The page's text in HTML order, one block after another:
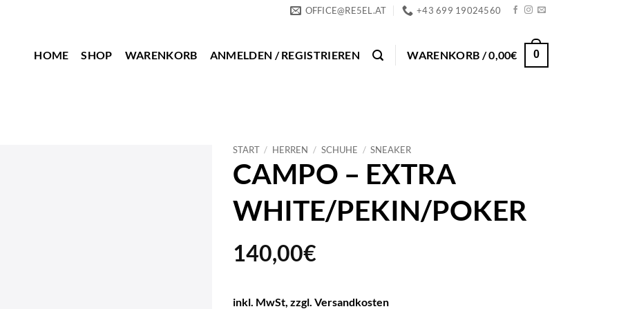
OFFICE@RE5EL.AT +43 699 19024560
HOME SHOP WARENKORB ANMELDEN / REGISTRIEREN WARENKORB /0,00€ 0
START / HERREN / SCHUHE / SNEAKER
CAMPO – EXTRA
WHITE/PEKIN/POKER
140,00€
inkl. MwSt, zzgl. Versandkosten